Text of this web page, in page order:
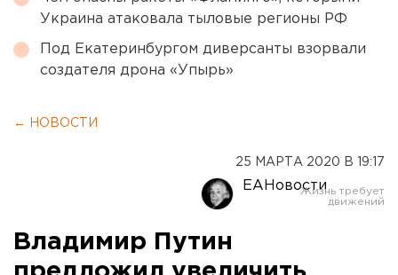
Украина атаковала тыловые регионы РФ
Под Екатеринбургом диверсанты взорвали
создателя дрона «Упырь»
← НОВОСТИ
25 МАРТА 2020 В 19:17
ЕАНовости
Владимир Путин